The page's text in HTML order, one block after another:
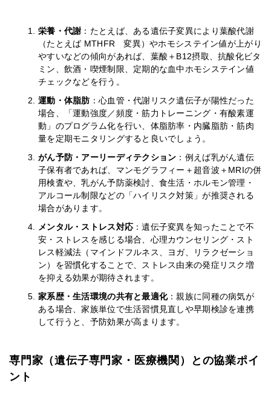
栄養・代謝 ：たとえば、ある遺伝子変異により葉酸代謝
（たとえば MTHFR 変異）やホモシステイン値が上がり
やすいなどの傾向があれば、葉酸＋B12摂取、抗酸化ビタ
ミン、飲酒・喫煙制限、定期的な血中ホモシステイン値
チェックなどを行う。
運動・体脂肪：心血管・代謝リスク遺伝子が陽性だった
場合、「運動強度／頻度・筋力トレーニング・有酸素運
動」のプログラム化を行い、体脂肪率・内臓脂肪・筋肉
量を定期モニタリングすると良いでしょう。
がん予防・アーリーディテクション ：例えば乳がん遺伝
子保有者であれば、マンモグラフィー＋超音波＋MRIの併
用検査や、乳がん予防薬検討、食生活・ホルモン管理・
アルコール制限などの「ハイリスク対策」が推奨される
場合があります。
メンタル・ストレス対応 ：遺伝子変異を知ったことで不
安・ストレスを感じる場合、心理カウンセリング・スト
レス軽減法（マインドフルネス、ヨガ、リラクゼーショ
ン）を習慣化することで、ストレス由来の発症リスク増
を抑える効果が期待されます。
家系歴・生活環境の共有と最適化：親族に同種の病気が
ある場合、家族単位で生活習慣見直しや早期検診を連携
して行うと、予防効果が高まります。
専門家（遺伝子専門家・医療機関）との協業ポイ
ント